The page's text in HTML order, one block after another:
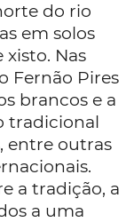
do rio
em solos
Nas
Fernão Pires
brancos e a
tradicional
entre outras
a tradição, a
a uma